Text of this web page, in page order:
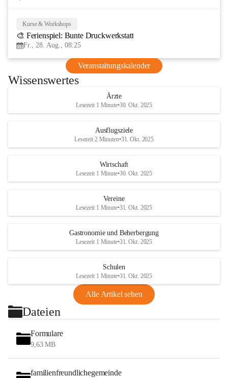
Kurse & Workshops
🎨 Ferienspiel: Bunte Druckwerkstatt
Fr., 28. Aug., 08:25
Veranstaltungskalender
Wissenswertes
Ärzte
Lesezeit 1 Minute•30. Okt. 2025
Ausflugsziele
Lesezeit 2 Minuten•31. Okt. 2025
Wirtschaft
Lesezeit 1 Minute•30. Okt. 2025
Vereine
Lesezeit 1 Minute•31. Okt. 2025
Gastronomie und Beherbergung
Lesezeit 1 Minute•31. Okt. 2025
Schulen
Lesezeit 1 Minute•31. Okt. 2025
Alle Artikel sehen
Dateien
Formulare
9,63 MB
familienfreundlichegemeinde